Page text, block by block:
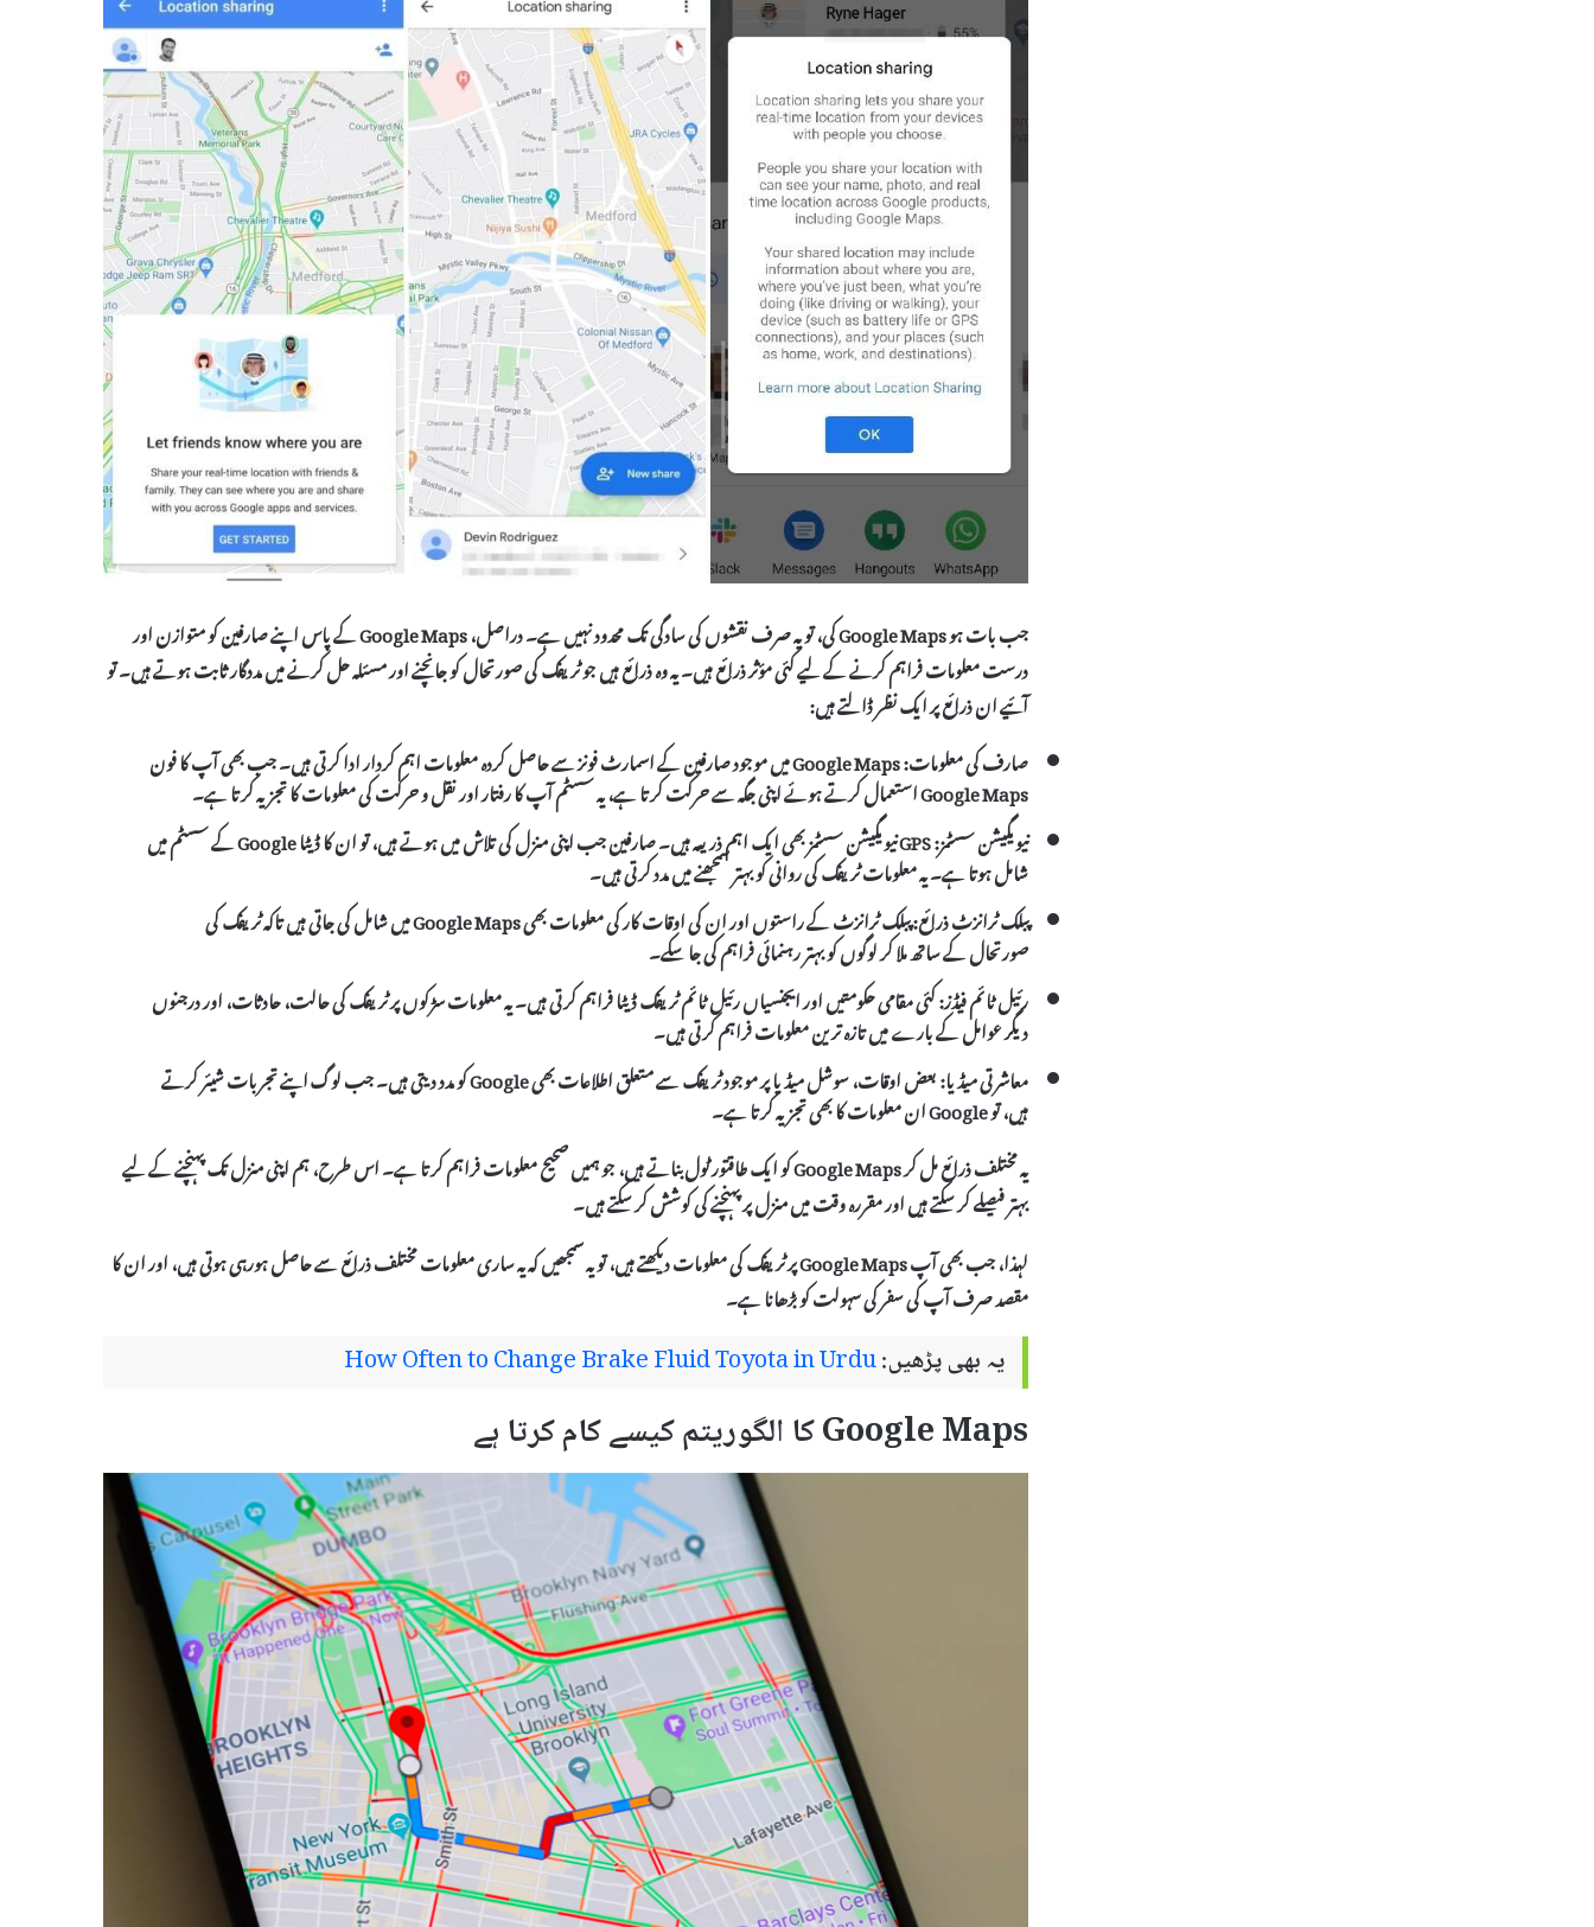
جب بات ہو Google Maps کی، تو یہ صرف نقشوں کی سادگی تک محدود نہیں ہے۔ دراصل، Google Maps کے پاس اپنے صارفین کو متوازن اور
درست معلومات فراہم کرنے کے لیے کئی مؤثر ذرائع ہیں۔ یہ وہ ذرائع ہیں جو ٹریفک کی صورتحال کو جانچنے اور مسئلہ حل کرنے میں مددگار ثابت ہوتے ہیں۔ تو
آئیے ان ذرائع پر ایک نظر ڈالتے ہیں:
صارف کی معلومات:
Google Maps میں موجود صارفین کے اسمارٹ فونز سے حاصل کردہ معلومات اہم کردار ادا کرتی ہیں۔ جب بھی آپ کا فون
Google Maps استعمال کرتے ہوئے اپنی جگہ سے حرکت کرتا ہے، یہ سسٹم آپ کا رفتار اور نقل و حرکت کی معلومات کا تجزیہ کرتا ہے۔
نیویگیشن سسٹمز:
GPS نیویگیشن سسٹمز بھی ایک اہم ذریعہ ہیں۔ صارفین جب اپنی منزل کی تلاش میں ہوتے ہیں، تو ان کا ڈیٹا Google کے سسٹم میں
شامل ہوتا ہے۔ یہ معلومات ٹریفک کی روانی کو بہتر سمجھنے میں مدد کرتی ہیں۔
پبلک ٹرانزٹ ذرائع:
پبلک ٹرانزٹ کے راستوں اور ان کی اوقات کار کی معلومات بھی Google Maps میں شامل کی جاتی ہیں تاکہ ٹریفک کی
صورتحال کے ساتھ ملا کر لوگوں کو بہتر رہنمائی فراہم کی جا سکے۔
رئیل ٹائم فیڈز:کئی مقامی حکومتیں اور ایجنسیاں رئیل ٹائم ٹریفک ڈیٹا فراہم کرتی ہیں۔ یہ معلومات سڑکوں پر ٹریفک کی حالت، حادثات، اور درجنوں
دیگر عوامل کے بارے میں تازہ ترین معلومات فراہم کرتی ہیں۔
معاشرتی میڈیا:
بعض اوقات، سوشل میڈیا پر موجود ٹریفک سے متعلق اطلاعات بھی Google کو مدد دیتی ہیں۔ جب لوگ اپنے تجربات شیئر کرتے
ہیں، تو Google ان معلومات کا بھی تجزیہ کرتا ہے۔
یہ مختلف ذرائع مل کر Google Maps کو ایک طاقتور ٹول بناتے ہیں، جو ہمیں صحیح معلومات فراہم کرتا ہے۔ اس طرح، ہم اپنی منزل تک پہنچنے کے لیے
بہتر فیصلے کر سکتے ہیں اور مقررہ وقت میں منزل پر پہنچنے کی کوشش کر سکتے ہیں۔
لہذا، جب بھی آپ Google Maps پر ٹریفک کی معلومات دیکھتے ہیں، تو یہ سمجھیں کہ یہ ساری معلومات مختلف ذرائع سے حاصل ہورہی ہوتی ہیں، اور ان کا
مقصد صرف آپ کی سفر کی سہولت کو بڑھانا ہے۔
یہ بھی پڑھیں:How Often to Change Brake Fluid Toyota in Urdu
Google Maps کا الگوریتم کیسے کام کرتا ہے